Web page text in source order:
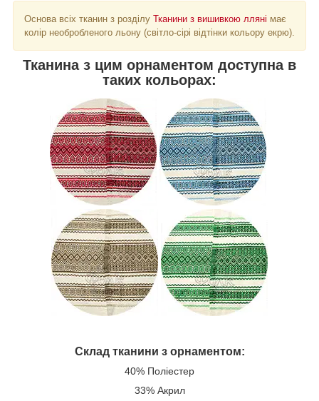
Основа всіх тканин з розділу Тканини з вишивкою лляні має
колір необробленого льону (світло-сірі відтінки кольору екрю).
Тканина з цим орнаментом доступна в
таких кольорах:
Склад тканини з орнаментом:
40% Поліестер
33% Акрил